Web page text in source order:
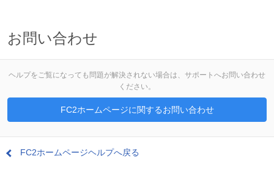
お問い合わせ
ヘルプをご覧になっても問題が解決されない場合は、サポートへお問い合わせ
ください。
FC2ホームページに関するお問い合わせ
FC2ホームページヘルプへ戻る